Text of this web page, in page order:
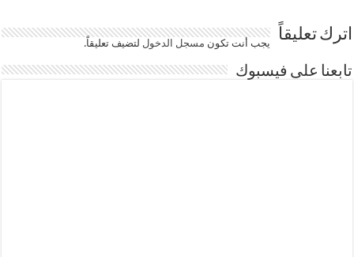
اترك تعليقاً يجب أنت تكون مسجل الدخوللتضيف تعليقاً.
تابعنا على فيسبوك